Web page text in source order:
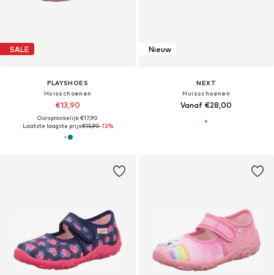
SALE
PLAYSHOES
Huisschoenen
€13,90
Oorspronkelijk: €17,90
Laatste laagste prijs:€15,90-12%
Nieuw
NEXT
Huisschoenen
Vanaf €28,00